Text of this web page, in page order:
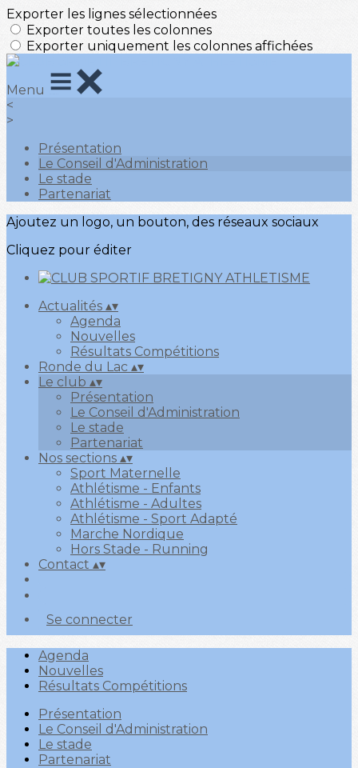
Exporter les lignes sélectionnées
Exporter toutes les colonnes
Exporter uniquement les colonnes affichées
Menu
<
>
Présentation
Le Conseil d'Administration
Le stade
Partenariat
Ajoutez un logo, un bouton, des réseaux sociaux
Cliquez pour éditer
Actualités ▴▾
Agenda
Nouvelles
Résultats Compétitions
Ronde du Lac ▴▾
Le club ▴▾
Présentation
Le Conseil d'Administration
Le stade
Partenariat
Nos sections ▴▾
Sport Maternelle
Athlétisme - Enfants
Athlétisme - Adultes
Athlétisme - Sport Adapté
Marche Nordique
Hors Stade - Running
Contact ▴▾
Se connecter
Agenda
Nouvelles
Résultats Compétitions
Présentation
Le Conseil d'Administration
Le stade
Partenariat